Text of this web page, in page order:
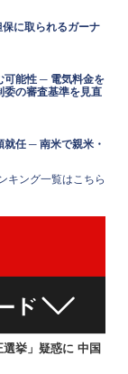
に取られるガーナ
可能性 ─ 電気料金を
の審査基準を見直
任 ─ 南米で親米・
キング一覧はこちら
挙」疑惑に 中国